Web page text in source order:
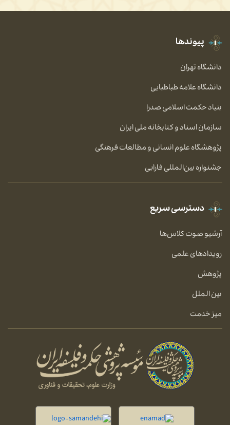
پیوندها
دانشگاه تهران
دانشگاه علامه طباطبایی
بنیاد حکمت اسلامی صدرا
سازمان اسناد و کتابخانه ملی ایران
پژوهشگاه علوم انسانی و مطالعات فرهنگی
جشنواره بین‌المللی فارابی
دسترسی سریع
آرشیو صوت کلاس‌ها
رویدادهای علمی
پژوهش
بین الملل
میز خدمت